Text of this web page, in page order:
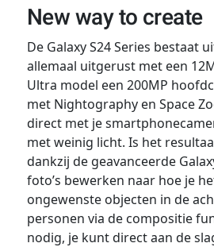
New way to create
De Galaxy S24 Series bestaat
allemaal uitgerust met een
Ultra model een 200MP
met Nightography en Space
direct met je
met weinig licht. Is het
dankzij de geavanceerde
foto’s bewerken naar hoe je
ongewenste objecten in de
personen via de compositie
nodig, je kunt direct aan de